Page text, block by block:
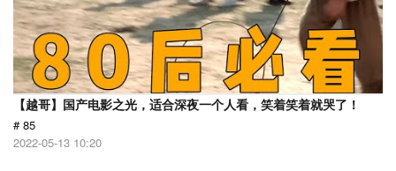
【越哥】国产电影之光，适合深夜一个人看，笑着笑着就哭了！
# 85
2022-05-13 10:20